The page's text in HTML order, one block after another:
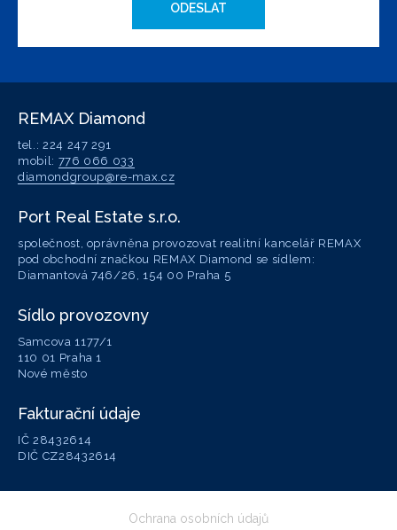
ODESLAT
REMAX Diamond
tel.: 224 247 291
mobil: 776 066 033
diamondgroup@re-max.cz
Port Real Estate s.r.o.
společnost, oprávněna provozovat realitní kancelář REMAX
pod obchodní značkou REMAX Diamond se sídlem:
Diamantová 746/26, 154 00 Praha 5
Sídlo provozovny
Samcova 1177/1
110 01 Praha 1
Nové město
Fakturační údaje
IČ 28432614
DIČ CZ28432614
Ochrana osobních údajů